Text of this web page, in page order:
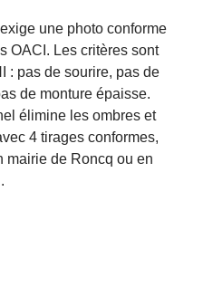
une photo conforme
OACI. Les critères sont
: pas de sourire, pas de
de monture épaisse.
élimine les ombres et
4 tirages conformes,
mairie de Roncq ou en